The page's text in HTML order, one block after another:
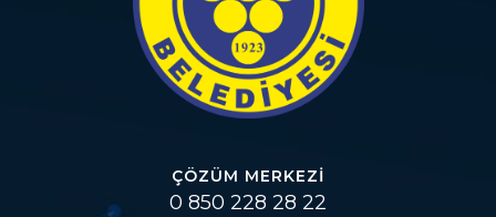
ÇÖZÜM MERKEZI
0 850 228 28 22